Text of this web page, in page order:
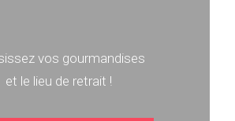
vos gourmandises
et le lieu de retrait !